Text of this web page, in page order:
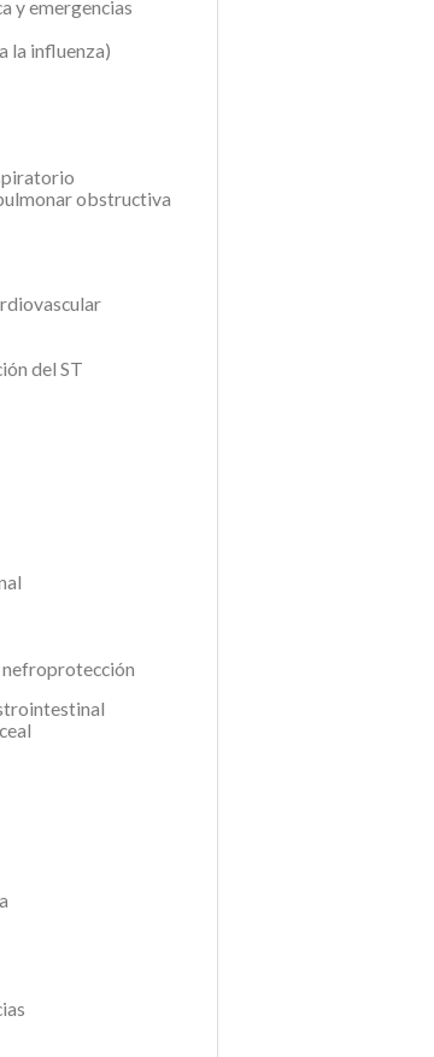
y emergencias
la influenza)
obstructiva
del ST